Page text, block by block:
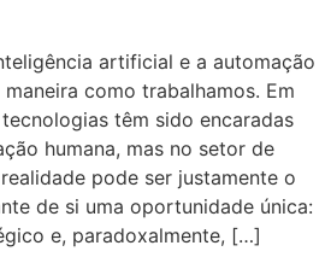
artificial e a automação
como trabalhamos. Em
têm sido encaradas
humana, mas no setor de
pode ser justamente o
de si uma oportunidade única:
e, paradoxalmente, […]